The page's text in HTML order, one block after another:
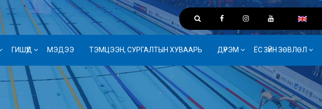
ГИШҮҮД МЭДЭЭ ТЭМЦЭЭН, СУРГАЛТЫН ХУВААРЬ ДҮРЭМ ЁС ЗҮЙН ЗӨВЛӨЛ